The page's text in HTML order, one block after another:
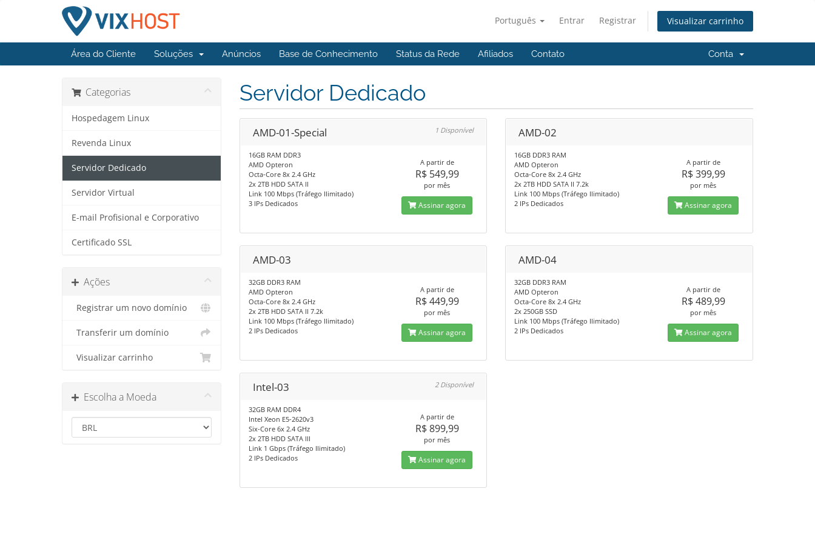
Português Entrar Registrar Visualizar carrinho
Área do Cliente Soluções Anúncios Base de Conhecimento Status da Rede Afiliados Contato Conta
Categorias
Hospedagem Linux
Revenda Linux
Servidor Dedicado
Servidor Virtual
E-mail Profisional e Corporativo
Certificado SSL
Ações
Registrar um novo domínio
Transferir um domínio
Visualizar carrinho
Escolha a Moeda
Servidor Dedicado
AMD-01-Special 1 Disponível
16GB RAM DDR3
AMD Opteron
Octa-Core 8x 2.4 GHz
2x 2TB HDD SATA II
Link 100 Mbps (Tráfego Ilimitado)
3 IPs Dedicados
A partir de
R$ 549,99
por mês
Assinar agora
AMD-02
16GB DDR3 RAM
AMD Opteron
Octa-Core 8x 2.4 GHz
2x 2TB HDD SATA II 7.2k
Link 100 Mbps (Tráfego Ilimitado)
2 IPs Dedicados
A partir de
R$ 399,99
por mês
Assinar agora
AMD-03
32GB DDR3 RAM
AMD Opteron
Octa-Core 8x 2.4 GHz
2x 2TB HDD SATA II 7.2k
Link 100 Mbps (Tráfego Ilimitado)
2 IPs Dedicados
A partir de
R$ 449,99
por mês
Assinar agora
AMD-04
32GB DDR3 RAM
AMD Opteron
Octa-Core 8x 2.4 GHz
2x 250GB SSD
Link 100 Mbps (Tráfego Ilimitado)
2 IPs Dedicados
A partir de
R$ 489,99
por mês
Assinar agora
Intel-03 2 Disponível
32GB RAM DDR4
Intel Xeon E5-2620v3
Six-Core 6x 2.4 GHz
2x 2TB HDD SATA III
Link 1 Gbps (Tráfego Ilimitado)
2 IPs Dedicados
A partir de
R$ 899,99
por mês
Assinar agora